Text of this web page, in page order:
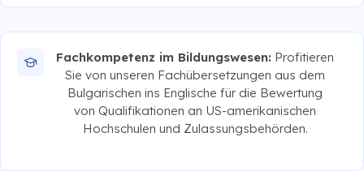
Fachkompetenz im Bildungswesen: Profitieren
Sie von unseren Fachübersetzungen aus dem
Bulgarischen ins Englische für die Bewertung
von Qualifikationen an US-amerikanischen
Hochschulen und Zulassungsbehörden.